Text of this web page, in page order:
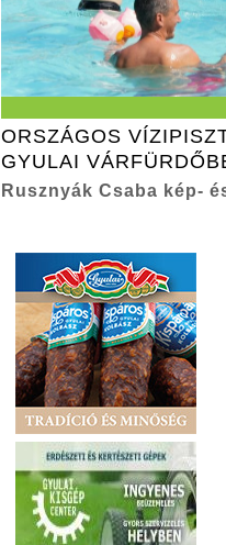
ORSZÁGOS
GYULAI
Rusznyák Csaba kép-